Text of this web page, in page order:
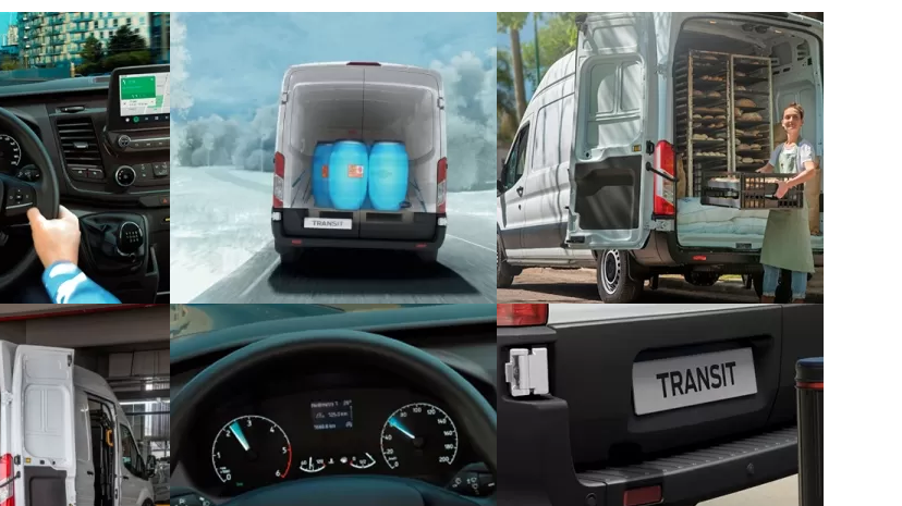
o financiamento do seu Ford com um valor a partir de 30% do valor total do veículo.
você pode dividir o valor em até 47 parcelas reduzidas.
restará a parcela final, que poderá ser feita efetuando o pagamento da parcela ou
optar pela entrega do seu veículo a Concessionária. A Ford garante a recompra por
será utilizado para a quitação da parcela final, e o saldo utilizado como parte da